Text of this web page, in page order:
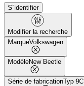
S´identifier
Modifier la recherche
MarqueVolkswagen
ModèleNew Beetle
Série de fabricationTyp 9C